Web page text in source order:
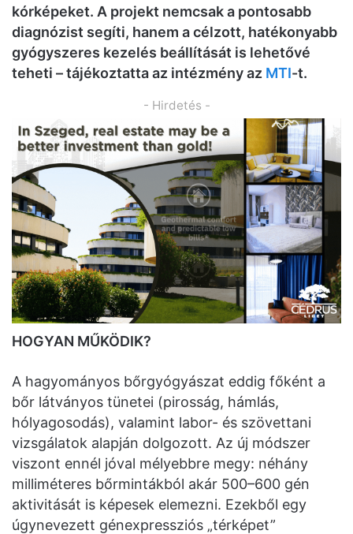
kórképeket. A projekt nemcsak a pontosabb
diagnózist segíti, hanem a célzott, hatékonyabb
gyógyszeres kezelés beállítását is lehetővé
teheti – tájékoztatta az intézmény az MTI-t.
- Hirdetés -
HOGYAN MŰKÖDIK?
A hagyományos bőrgyógyászat eddig főként a
bőr látványos tünetei (pirosság, hámlás,
hólyagosodás), valamint labor- és szövettani
vizsgálatok alapján dolgozott. Az új módszer
viszont ennél jóval mélyebbre megy: néhány
milliméteres bőrmintákból akár 500–600 gén
aktivitását is képesek elemezni. Ezekből egy
úgynevezett génexpressziós „térképet”